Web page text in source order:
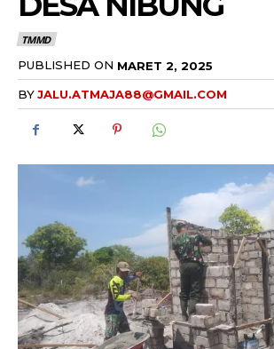
TMMD
PUBLISHED ON MARET 2, 2025
BYJALU.ATMAJA88@GMAIL.COM